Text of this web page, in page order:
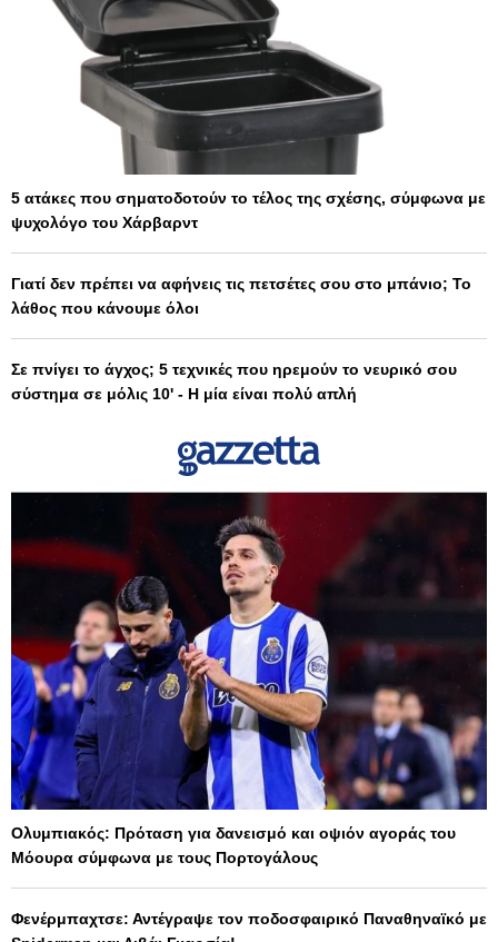
5 ατάκες που σηματοδοτούν το τέλος της σχέσης, σύμφωνα με
ψυχολόγο του Χάρβαρντ
Γιατί δεν πρέπει να αφήνεις τις πετσέτες σου στο μπάνιο; Το
λάθος που κάνουμε όλοι
Σε πνίγει το άγχος; 5 τεχνικές που ηρεμούν το νευρικό σου
σύστημα σε μόλις 10' - Η μία είναι πολύ απλή
Ολυμπιακός: Πρόταση για δανεισμό και οψιόν αγοράς του
Μόουρα σύμφωνα με τους Πορτογάλους
Φενέρμπαχτσε: Αντέγραψε τον ποδοσφαιρικό Παναθηναϊκό με